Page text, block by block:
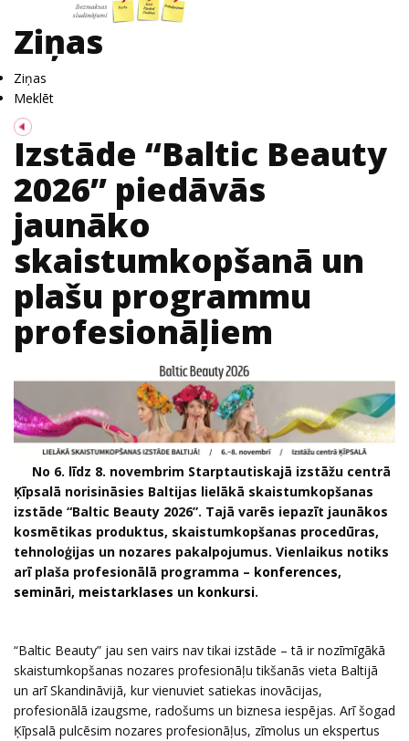
Ziņas
Ziņas
Meklēt
Izstāde “Baltic Beauty
2026” piedāvās
jaunāko
skaistumkopšanā un
plašu programmu
profesionāļiem
No 6. līdz 8. novembrim Starptautiskajā izstāžu centrā
Ķīpsalā norisināsies Baltijas lielākā skaistumkopšanas
izstāde “Baltic Beauty 2026”. Tajā varēs iepazīt jaunākos
kosmētikas produktus, skaistumkopšanas procedūras,
tehnoloģijas un nozares pakalpojumus. Vienlaikus notiks
arī plaša profesionālā programma – konferences,
semināri, meistarklases un konkursi.
“Baltic Beauty” jau sen vairs nav tikai izstāde – tā ir nozīmīgākā
skaistumkopšanas nozares profesionāļu tikšanās vieta Baltijā
un arī Skandināvijā, kur vienuviet satiekas inovācijas,
profesionālā izaugsme, radošums un biznesa iespējas. Arī šogad
Ķīpsalā pulcēsim nozares profesionāļus, zīmolus un ekspertus